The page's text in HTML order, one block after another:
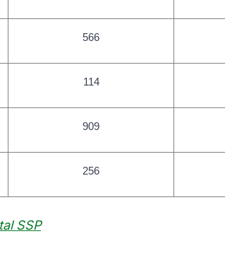
566
114
909
256
SSP